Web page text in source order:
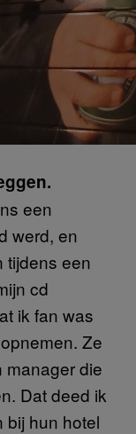
een
werd, en
tijdens een
cd
ik fan was
Ze
manager die
Dat deed ik
bij hun hotel